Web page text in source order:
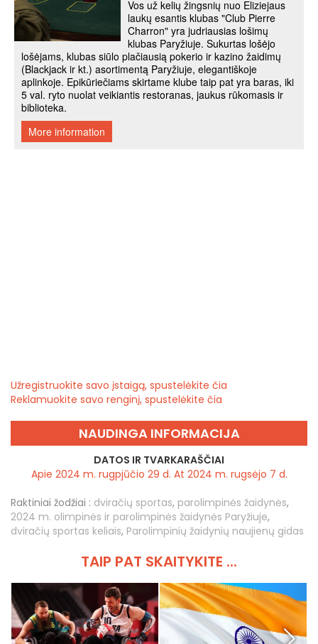
Užregistruokite savo įstaigą, spustelėkite čia
Reklamuokite savo renginį, spustelėkite čia
NAUDINGA INFORMACIJA
DATOS IR TVARKARAŠČIAI
Apie 2024 m. rugpjūčio 29 d. At 2024 m. rugsėjo 7 d.
Raktiniai žodžiai : dviračių sportas, parolimpinės žaidynės,
2024 m. olimpinės ir parolimpinės žaidynės Paryžiuje,
dviračių sportas keliais, Parolimpinių žaidynių naujienų gidas
TAIP PAT SKAITYKITE ...